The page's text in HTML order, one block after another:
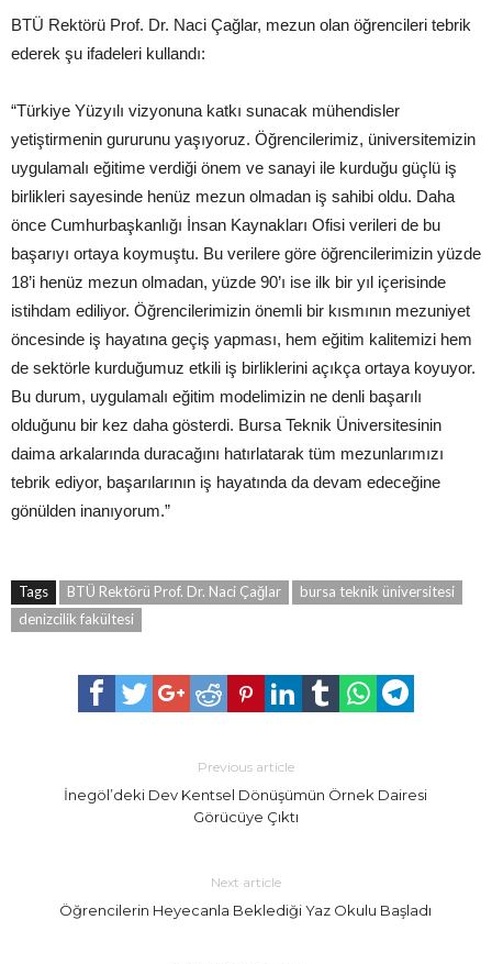
BTÜ Rektörü Prof. Dr. Naci Çağlar, mezun olan öğrencileri tebrik
ederek şu ifadeleri kullandı:
“Türkiye Yüzyılı vizyonuna katkı sunacak mühendisler
yetiştirmenin gururunu yaşıyoruz. Öğrencilerimiz, üniversitemizin
uygulamalı eğitime verdiği önem ve sanayi ile kurduğu güçlü iş
birlikleri sayesinde henüz mezun olmadan iş sahibi oldu. Daha
önce Cumhurbaşkanlığı İnsan Kaynakları Ofisi verileri de bu
başarıyı ortaya koymuştu. Bu verilere göre öğrencilerimizin yüzde
18’i henüz mezun olmadan, yüzde 90’ı ise ilk bir yıl içerisinde
istihdam ediliyor. Öğrencilerimizin önemli bir kısmının mezuniyet
öncesinde iş hayatına geçiş yapması, hem eğitim kalitemizi hem
de sektörle kurduğumuz etkili iş birliklerini açıkça ortaya koyuyor.
Bu durum, uygulamalı eğitim modelimizin ne denli başarılı
olduğunu bir kez daha gösterdi. Bursa Teknik Üniversitesinin
daima arkalarında duracağını hatırlatarak tüm mezunlarımızı
tebrik ediyor, başarılarının iş hayatında da devam edeceğine
gönülden inanıyorum.”
Tags BTÜ Rektörü Prof. Dr. Naci Çağlar
bursa teknik üniversitesi
denizcilik fakültesi
Previous article
İnegöl’deki Dev Kentsel Dönüşümün Örnek Dairesi
Görücüye Çıktı
Next article
Öğrencilerin Heyecanla Beklediği Yaz Okulu Başladı